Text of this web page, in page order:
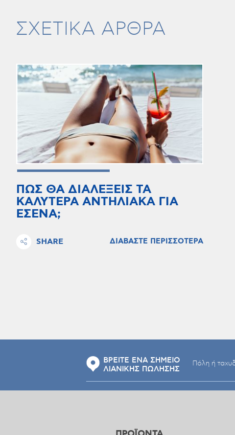
ΣΧΕΤΙΚΑ ΑΡΘΡΑ
ΠΩΣ ΘΑ ΔΙΑΛΕΞΕΙΣ ΤΑ
ΚΑΛΥΤΕΡΑ ΑΝΤΗΛΙΑΚΑ ΓΙΑ
ΕΣΕΝΑ;
SHARE ΔΙΑΒΑΣΤΕ ΠΕΡΙΣΣΟΤΕΡΑ
ΒΡΕΙΤΕ ΕΝΑ ΣΗΜΕΙΟ
ΛΙΑΝΙΚΗΣ ΠΩΛΗΣΗΣ